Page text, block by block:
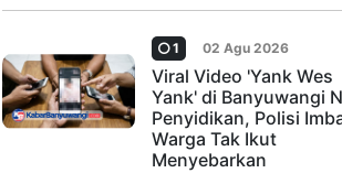
1 02 Agu 2026
Viral Video 'Yank Wes
Yank' di Banyuwangi
Penyidikan, Polisi
Warga Tak Ikut
Menyebarkan